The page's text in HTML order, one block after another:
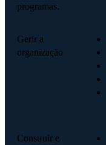
programas.
Gerir a
organização
Construir e